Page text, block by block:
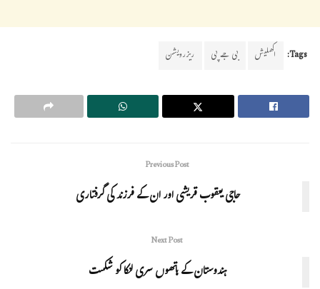
Tags: اکھلیش بی جے پی ریزرویشن
Previous Post
حاجی یعقوب قریشی اور ان کے فرزند کی گرفتاری
Next Post
ہندوستان کے ہاتھوں سری لنکا کو شکست